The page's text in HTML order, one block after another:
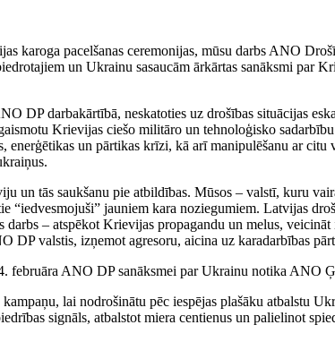
karoga pacelšanas ceremonijas, mūsu darbs ANO
un Ukrainu sasaucām ārkārtas sanāksmi par
DP darbakārtībā, neskatoties uz drošības situācijas
Krievijas ciešo militāro un tehnoloģisko
enerģētikas un pārtikas krīzi, kā arī manipulēšanu ar
un tās saukšanu pie atbildības. Mūsos – valstī, kuru
“iedvesmojuši” jauniem kara noziegumiem. Latvijas
– atspēkot Krievijas propagandu un melus,
valstis, izņemot agresoru, aicina uz karadarbības
ANO DP sanāksmei par Ukrainu notika ANO
lai nodrošinātu pēc iespējas plašāku atbalstu
signāls, atbalstot miera centienus un palielinot